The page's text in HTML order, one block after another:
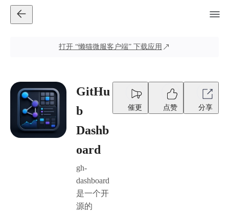
打开 “懒猫微服客户端” 下载应用
GitHu
b
Dashb
oard
gh-
dashboard
是一个开
源的
催更 点赞 分享